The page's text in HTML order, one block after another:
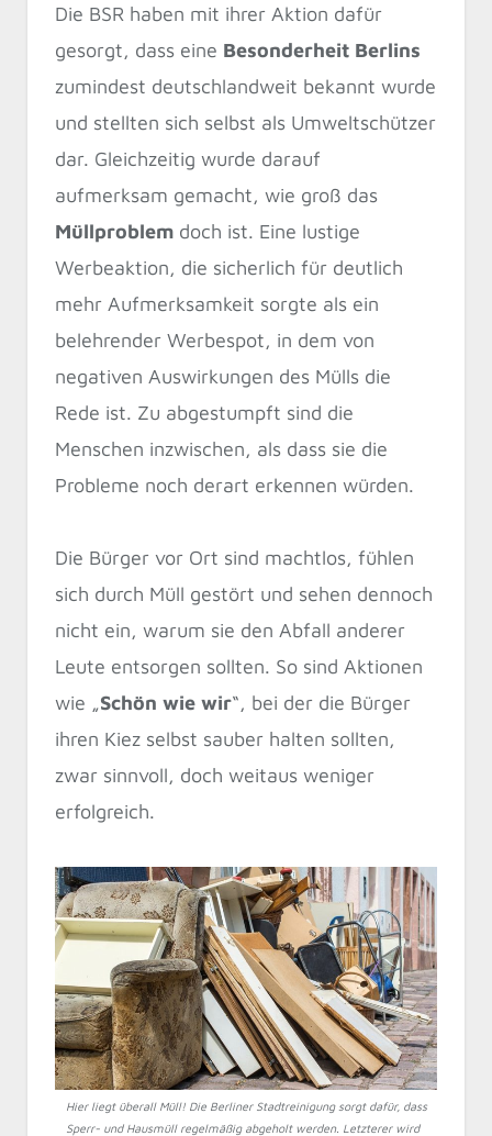
Die BSR haben mit ihrer Aktion dafür
gesorgt, dass eine Besonderheit Berlins
zumindest deutschlandweit bekannt wurde
und stellten sich selbst als Umweltschützer
dar. Gleichzeitig wurde darauf
aufmerksam gemacht, wie groß das
Müllproblem doch ist. Eine lustige
Werbeaktion, die sicherlich für deutlich
mehr Aufmerksamkeit sorgte als ein
belehrender Werbespot, in dem von
negativen Auswirkungen des Mülls die
Rede ist. Zu abgestumpft sind die
Menschen inzwischen, als dass sie die
Probleme noch derart erkennen würden.
Die Bürger vor Ort sind machtlos, fühlen
sich durch Müll gestört und sehen dennoch
nicht ein, warum sie den Abfall anderer
Leute entsorgen sollten. So sind Aktionen
wie „Schön wie wir“, bei der die Bürger
ihren Kiez selbst sauber halten sollten,
zwar sinnvoll, doch weitaus weniger
erfolgreich.
Hier liegt überall Müll! Die Berliner Stadtreinigung sorgt dafür, dass
Sperr- und Hausmüll regelmäßig abgeholt werden. Letzterer wird